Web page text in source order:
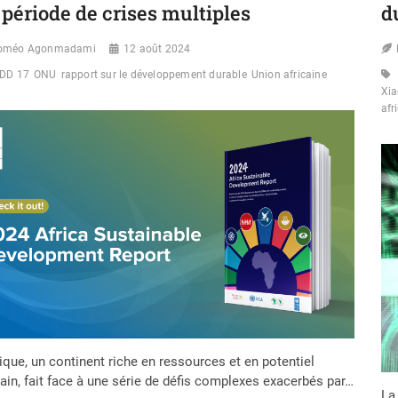
UN
COUP
POUR
LA
de crises multiples
Agonmadami 12 août 2024
17 ONU rapport sur le développement durable Union africaine
un continent riche en ressources et en potentiel
fait face à une série de défis complexes exacerbés par…